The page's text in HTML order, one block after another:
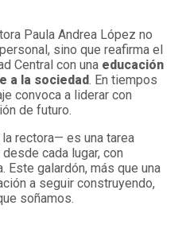
Paula Andrea López no
sino que reafirma el
Central con una educación
a la sociedad. En tiempos
convoca a liderar con
de futuro.
rectora— es una tarea
cada lugar, con
galardón, más que una
a seguir construyendo,
soñamos.